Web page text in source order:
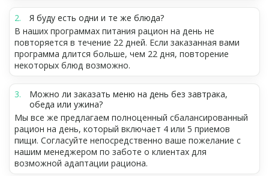
Я буду есть одни и те же блюда?
В наших программах питания рацион на день не
повторяется в течение 22 дней. Если заказанная вами
программа длится больше, чем 22 дня, повторение
некоторых блюд возможно.
Можно ли заказать меню на день без завтрака,
обеда или ужина?
Мы все же предлагаем полноценный сбалансированный
рацион на день, который включает 4 или 5 приемов
пищи. Согласуйте непосредственно ваше пожелание с
нашим менеджером по заботе о клиентах для
возможной адаптации рациона.